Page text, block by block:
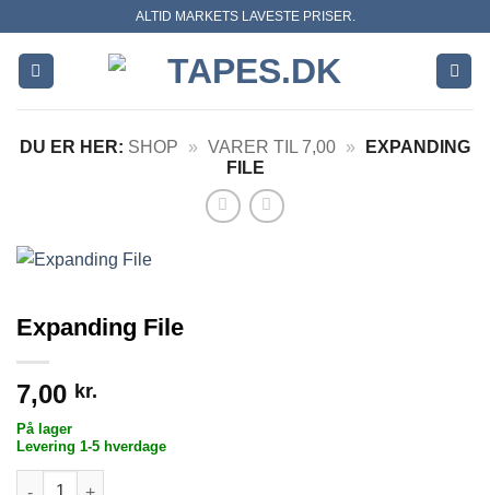
content
ALTID MARKETS LAVESTE PRISER.
DU ER HER: SHOP » VARER TIL 7,00 »
EXPANDING
FILE
Expanding File
7,00 kr.
På lager
Levering 1-5 hverdage
Expanding File antal